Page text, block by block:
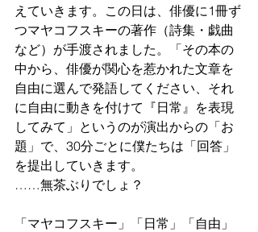
えていきます。この日は、俳優に1冊ず
つマヤコフスキーの著作（詩集・戯曲
など）が手渡されました。「その本の
中から、俳優が関心を惹かれた文章を
自由に選んで発語してください、それ
に自由に動きを付けて『日常』を表現
してみて」というのが演出からの「お
題」で、30分ごとに僕たちは「回答」
を提出していきます。
……無茶ぶりでしょ？
「マヤコフスキー」「日常」「自由」